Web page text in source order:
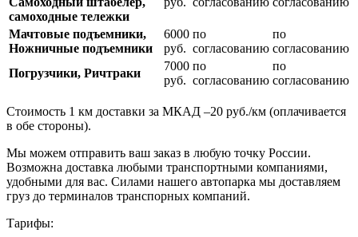
самоходные тележки
Мачтовые подъемники,
Ножничные подъемники
6000
руб.
по
согласованию
по
согласованию
Погрузчики, Ричтраки
7000
руб.
по
согласованию
по
согласованию
Стоимость 1 км доставки за МКАД –20 руб./км (оплачивается
в обе стороны).
Мы можем отправить ваш заказ в любую точку России.
Возможна доставка любыми транспортными компаниями,
удобными для вас. Силами нашего автопарка мы доставляем
груз до терминалов транспорных компаний.
Тарифы: